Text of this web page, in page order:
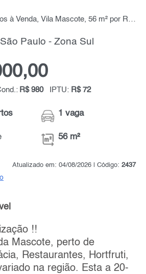
Apartamento, 2 Quartos à Venda, Vila Mascote, 56 m² por R$ 350.000,00
Paulo - Zona Sul
R$ 980 IPTU: R$ 72
1 vaga
56 m²
Atualizado em: 04/08/2026 | Código: 2437
!!
Mascote, perto de
Restaurantes, Hortfruti,
na região. Esta a 20-